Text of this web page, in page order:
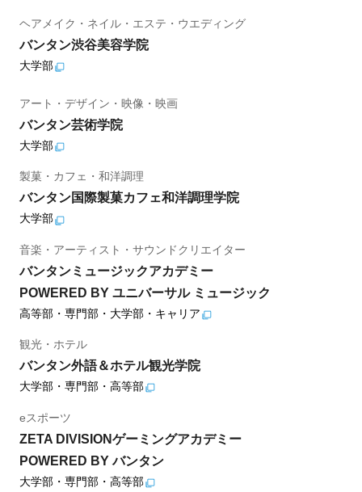
ヘアメイク・ネイル・エステ・ウエディング
バンタン渋谷美容学院
大学部
アート・デザイン・映像・映画
バンタン芸術学院
大学部
製菓・カフェ・和洋調理
バンタン国際製菓カフェ和洋調理学院
大学部
音楽・アーティスト・サウンドクリエイター
バンタンミュージックアカデミー
POWERED BY ユニバーサル ミュージック
高等部・専門部・大学部・キャリア
観光・ホテル
バンタン外語＆ホテル観光学院
大学部・専門部・高等部
eスポーツ
ZETA DIVISIONゲーミングアカデミー
POWERED BY バンタン
大学部・専門部・高等部